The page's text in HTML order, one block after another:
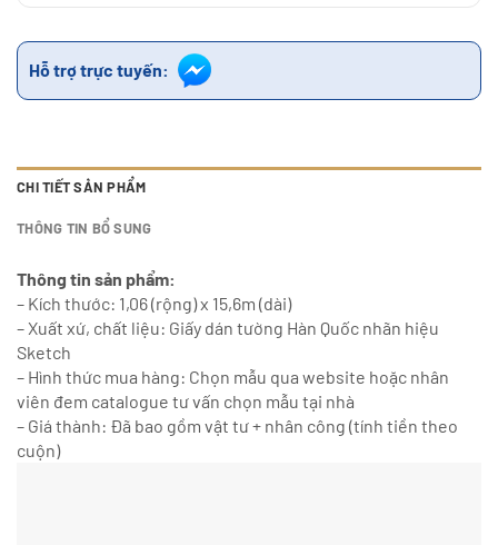
Hỗ trợ trực tuyến:
CHI TIẾT SẢN PHẨM
THÔNG TIN BỔ SUNG
Thông tin sản phẩm:
– Kích thước: 1,06 (rộng) x 15,6m (dài)
– Xuất xứ, chất liệu: Giấy dán tường Hàn Quốc nhãn hiệu
Sketch
– Hình thức mua hàng: Chọn mẫu qua website hoặc nhân
viên đem catalogue tư vấn chọn mẫu tại nhà
– Giá thành: Đã bao gồm vật tư + nhân công (tính tiền theo
cuộn)